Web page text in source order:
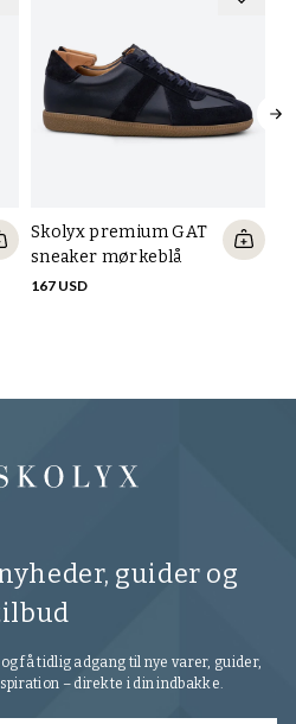
Skolyx premium GAT
sneaker mørkeblå
167 USD
guider og
få tidlig adgang til nye varer, guider,
– direkte i din indbakke.